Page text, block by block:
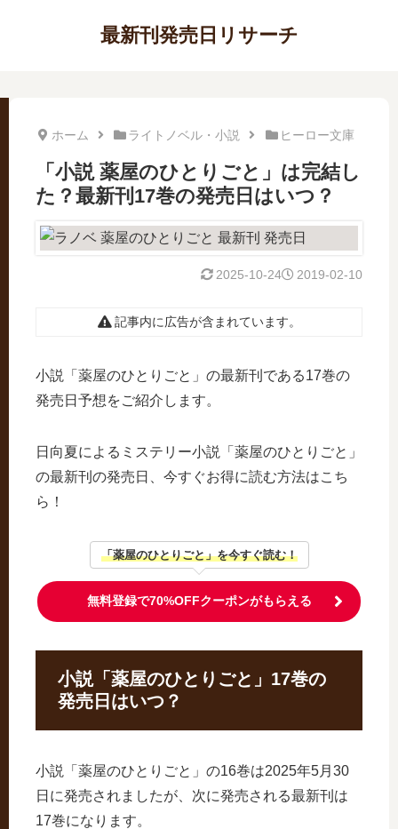
最新刊発売日リサーチ
ホーム ライトノベル・小説 ヒーロー文庫
「小説 薬屋のひとりごと」は完結し
た？最新刊17巻の発売日はいつ？
2019-02-10
2025-10-24
記事内に広告が含まれています。
小説「薬屋のひとりごと」の最新刊である17巻の
発売日予想をご紹介します。
日向夏によるミステリー小説「薬屋のひとりごと」
の最新刊の発売日、今すぐお得に読む方法はこち
ら！
「薬屋のひとりごと」を今すぐ読む！
無料登録で70%OFFクーポンがもらえる
小説「薬屋のひとりごと」17巻の
発売日はいつ？
小説「薬屋のひとりごと」の16巻は2025年5月30
日に発売されましたが、次に発売される最新刊は
17巻になります。